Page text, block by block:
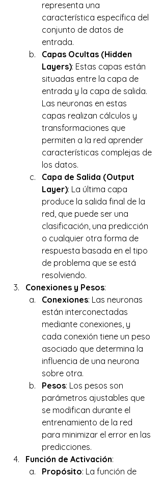
representa una
característica específica del
conjunto de datos de
entrada.
Capas Ocultas (Hidden
Layers): Estas capas están
situadas entre la capa de
entrada y la capa de salida.
Las neuronas en estas
capas realizan cálculos y
transformaciones que
permiten a la red aprender
características complejas de
los datos.
Capa de Salida (Output
Layer): La última capa
produce la salida final de la
red, que puede ser una
clasificación, una predicción
o cualquier otra forma de
respuesta basada en el tipo
de problema que se está
resolviendo.
Conexiones y Pesos:
Conexiones: Las neuronas
están interconectadas
mediante conexiones, y
cada conexión tiene un peso
asociado que determina la
influencia de una neurona
sobre otra.
Pesos: Los pesos son
parámetros ajustables que
se modifican durante el
entrenamiento de la red
para minimizar el error en las
predicciones.
Función de Activación:
Propósito: La función de